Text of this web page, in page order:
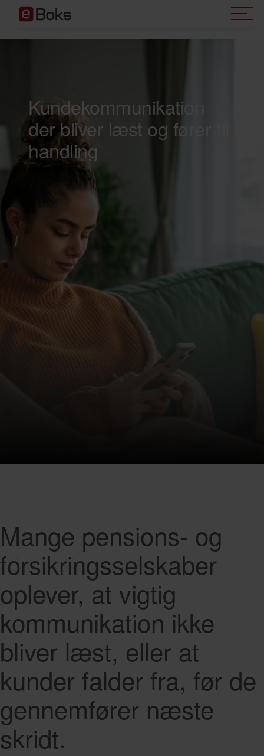
Kundekommunikation
der bliver læst og fører til
handling
Mange pensions- og
forsikringsselskaber
oplever, at vigtig
kommunikation ikke
bliver læst, eller at
kunder falder fra, før de
gennemfører næste
skridt.